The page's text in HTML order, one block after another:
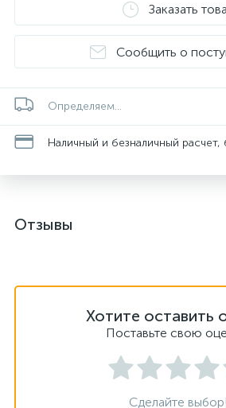
Заказать
Сообщить о
Определяем...
Наличный и безналичный расчет,
Отзывы
Хотите оставить
Поставьте свою
Сделайте выбор!